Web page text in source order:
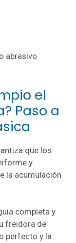
abrasivo
el
Paso a
que los
y
la acumulación
completa y
freidora de
perfecto y la